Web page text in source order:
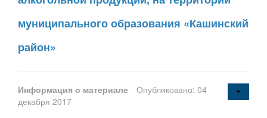
муниципального образования «Кашинский
район»
Информация о материале
Опубликовано: 04
декабря 2017